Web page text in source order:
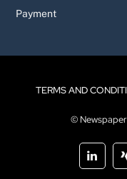
Payment
TERMS AND
©